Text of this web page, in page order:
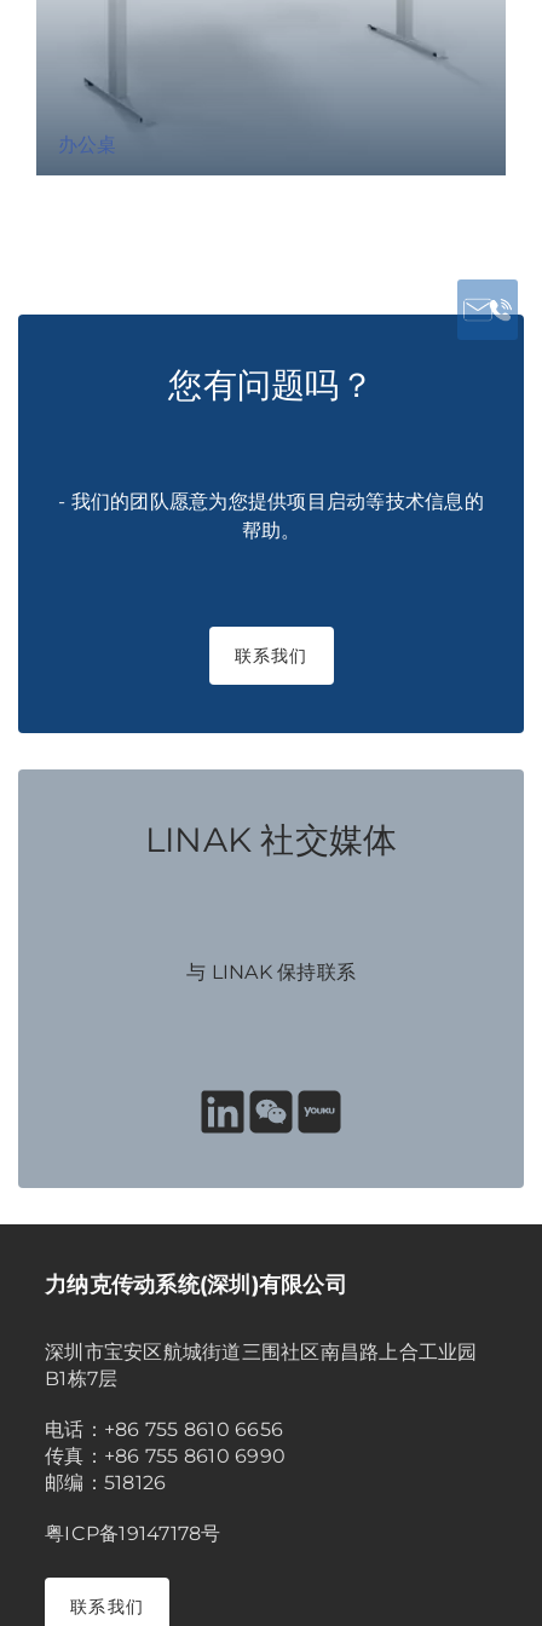
办公桌
您有问题吗？
- 我们的团队愿意为您提供项目启动等技术信息的
帮助。
联系我们
LINAK 社交媒体
与 LINAK 保持联系
力纳克传动系统(深圳)有限公司
深圳市宝安区航城街道三围社区南昌路上合工业园
B1栋7层
电话：+86 755 8610 6656
传真：+86 755 8610 6990
邮编：518126
粤ICP备19147178号
联系我们